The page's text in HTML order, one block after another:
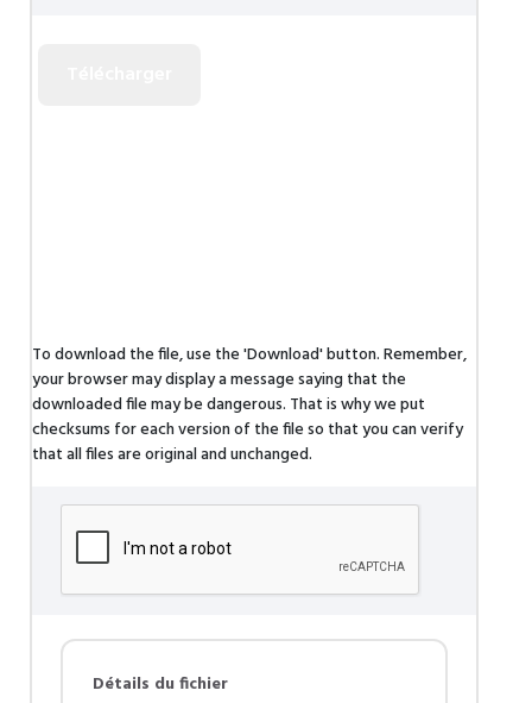
To download the file, use the 'Download' button. Remember,
your browser may display a message saying that the
downloaded file may be dangerous. That is why we put
checksums for each version of the file so that you can verify
that all files are original and unchanged.
Détails du fichier